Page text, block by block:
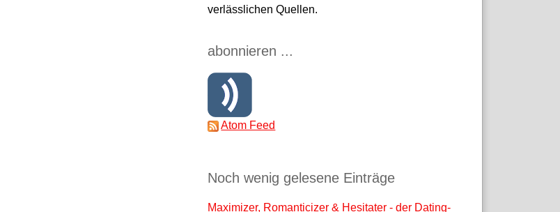
verlässlichen Quellen.
abonnieren ...
Atom Feed
Noch wenig gelesene Einträge
Maximizer, Romanticizer & Hesitater - der Dating-